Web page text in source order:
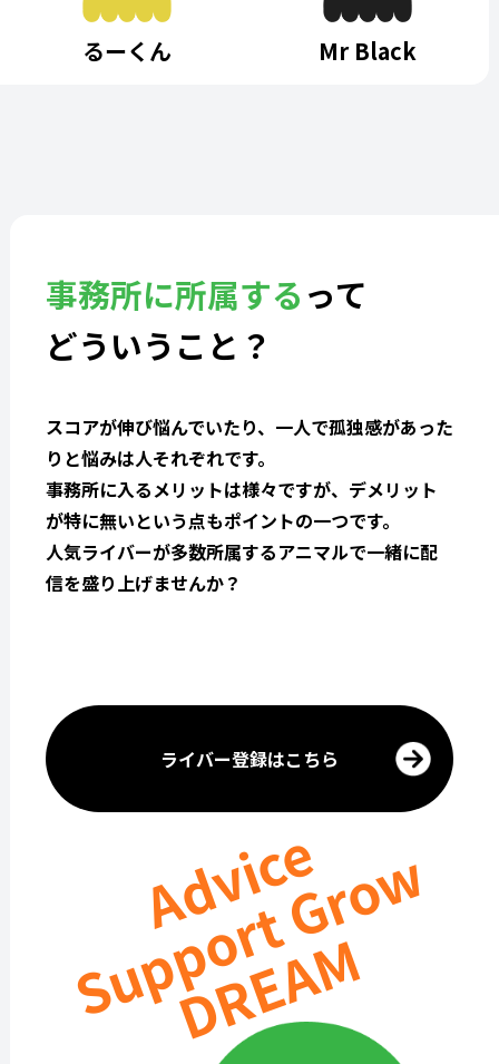
るーくん Mr Black
事務所に所属するって
どういうこと？
スコアが伸び悩んでいたり、一人で孤独感があった
りと悩みは人それぞれです。
事務所に入るメリットは様々ですが、デメリット
が特に無いという点もポイントの一つです。
人気ライバーが多数所属するアニマルで一緒に配
信を盛り上げませんか？
ライバー登録はこちら
Advice
Support Grow
DREAM